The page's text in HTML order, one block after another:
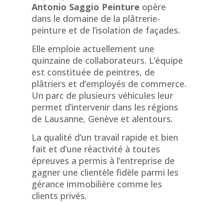
Antonio Saggio Peinture opère
dans le domaine de la plâtrerie-
peinture et de l’isolation de façades.
Elle emploie actuellement une
quinzaine de collaborateurs. L’équipe
est constituée de peintres, de
plâtriers et d’employés de commerce.
Un parc de plusieurs véhicules leur
permet d’intervenir dans les régions
de Lausanne, Genève et alentours.
La qualité d’un travail rapide et bien
fait et d’une réactivité à toutes
épreuves a permis à l’entreprise de
gagner une clientèle fidèle parmi les
gérance immobilière comme les
clients privés.